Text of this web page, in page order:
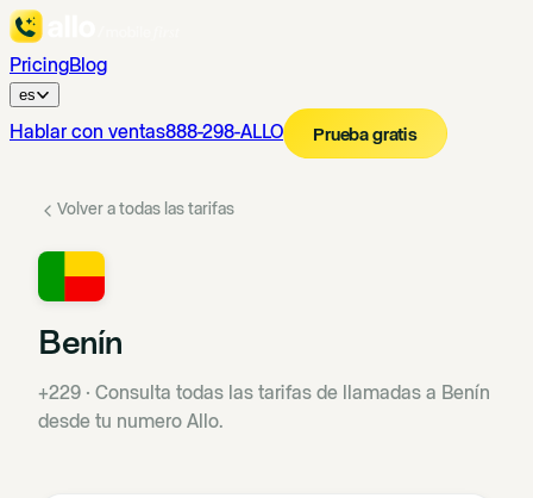
PricingBlog
es
Hablar con ventas888-298-ALLO Prueba gratis
Volver a todas las tarifas
Benín
+229 · Consulta todas las tarifas de llamadas a Benín
desde tu numero Allo.